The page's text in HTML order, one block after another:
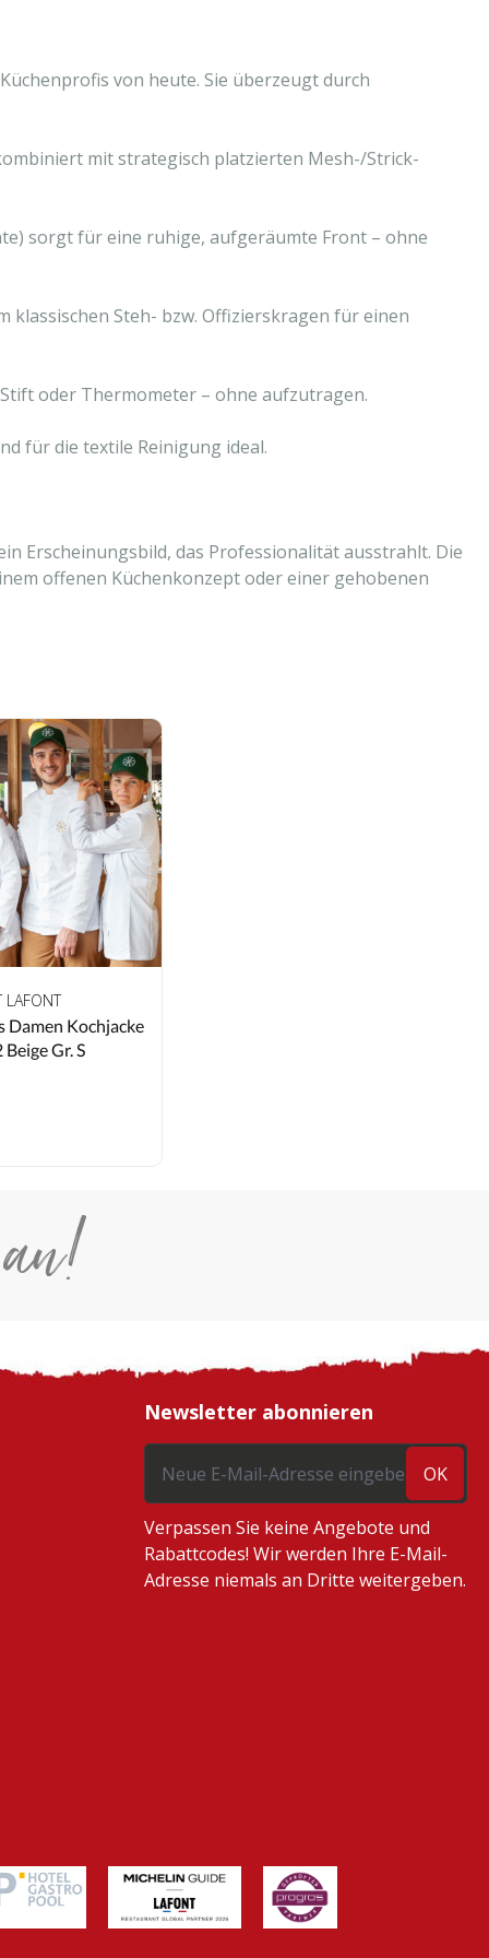
von heute. Sie überzeugt durch
mit strategisch platzierten Mesh-/Strick-
sorgt für eine ruhige, aufgeräumte Front – ohne
klassischen Steh- bzw. Offizierskragen für einen
oder Thermometer – ohne aufzutragen.
für die textile Reinigung ideal.
Erscheinungsbild, das Professionalität ausstrahlt. Die
offenen Küchenkonzept oder einer gehobenen
LAFONT
Damen Kochjacke
Beige Gr. S
Newsletter abonnieren
OK
Verpassen Sie keine Angebote und
Rabattcodes! Wir werden Ihre E-Mail-
Adresse niemals an Dritte weitergeben.